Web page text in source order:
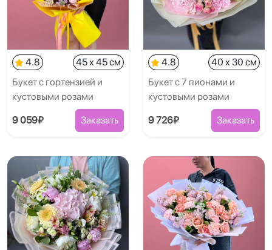
4.8
45 x 45 см
Букет с гортензией и
кустовыми розами
9 059₽ Заказать
4.8
40 x 30 см
Букет с 7 пионами и
кустовыми розами
9 726₽ Заказать